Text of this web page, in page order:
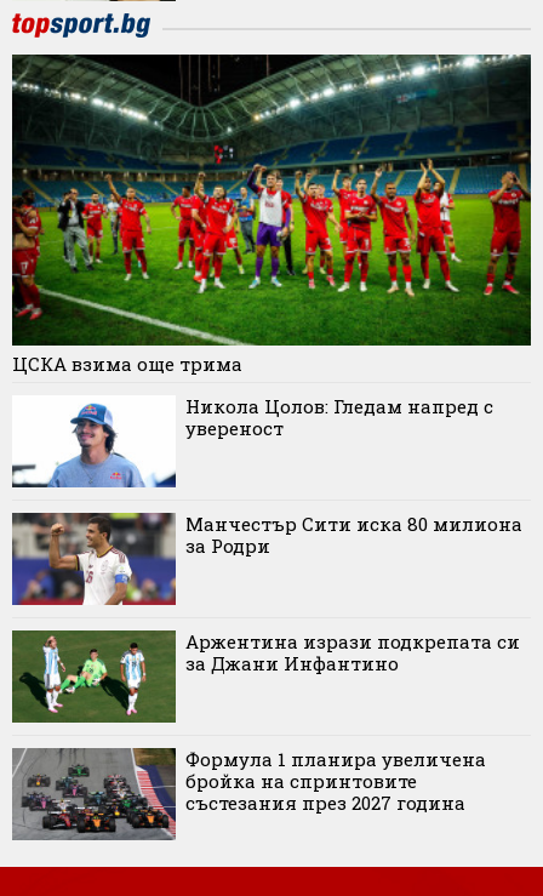
ЦСКА взима още трима
Никола Цолов: Гледам напред с
увереност
Манчестър Сити иска 80 милиона
за Родри
Аржентина изрази подкрепата си
за Джани Инфантино
Формула 1 планира увеличена
бройка на спринтовите
състезания през 2027 година